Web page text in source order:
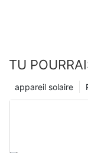
TU
appareil solaire